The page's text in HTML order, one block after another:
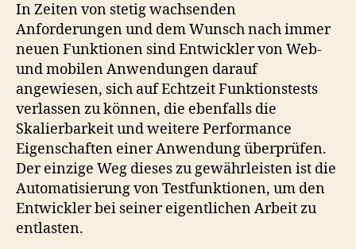
In Zeiten von stetig wachsenden
Anforderungen und dem Wunsch nach immer
neuen Funktionen sind Entwickler von Web-
und mobilen Anwendungen darauf
angewiesen, sich auf Echtzeit Funktionstests
verlassen zu können, die ebenfalls die
Skalierbarkeit und weitere Performance
Eigenschaften einer Anwendung überprüfen.
Der einzige Weg dieses zu gewährleisten ist die
Automatisierung von Testfunktionen, um den
Entwickler bei seiner eigentlichen Arbeit zu
entlasten.